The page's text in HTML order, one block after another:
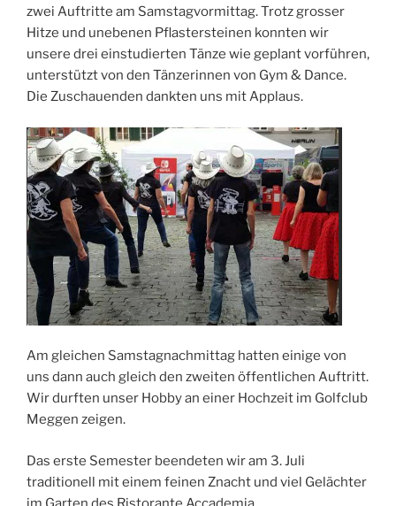
zwei Auftritte am Samstagvormittag. Trotz grosser
Hitze und unebenen Pflastersteinen konnten wir
unsere drei einstudierten Tänze wie geplant vorführen,
unterstützt von den Tänzerinnen von Gym & Dance.
Die Zuschauenden dankten uns mit Applaus.
Am gleichen Samstagnachmittag hatten einige von
uns dann auch gleich den zweiten öffentlichen Auftritt.
Wir durften unser Hobby an einer Hochzeit im Golfclub
Meggen zeigen.
Das erste Semester beendeten wir am 3. Juli
traditionell mit einem feinen Znacht und viel Gelächter